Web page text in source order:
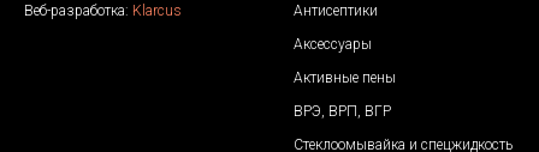
Веб-разработка: Klarcus
Антисептики
Аксессуары
Активные пены
ВРЭ, ВРП, ВГР
Стеклоомывайка и спецжидкость